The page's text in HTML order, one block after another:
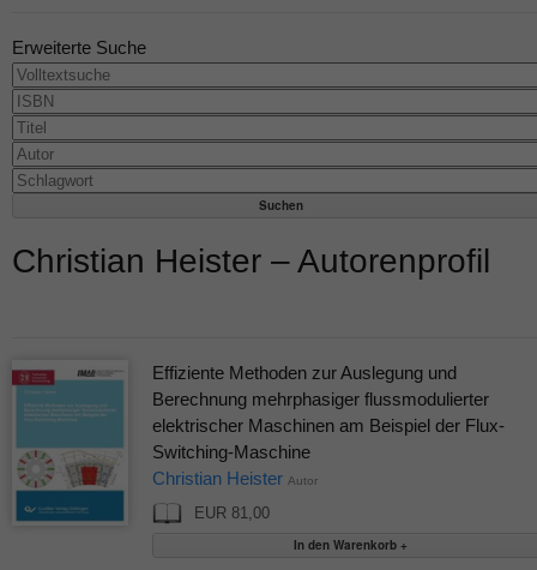
Erweiterte Suche
Christian Heister – Autorenprofil
Effiziente Methoden zur Auslegung und
Berechnung mehrphasiger flussmodulierter
elektrischer Maschinen am Beispiel der Flux-
Switching-Maschine
Christian Heister Autor
EUR 81,00